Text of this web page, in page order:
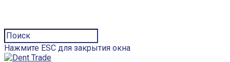
Нажмите ESC для закрытия окна